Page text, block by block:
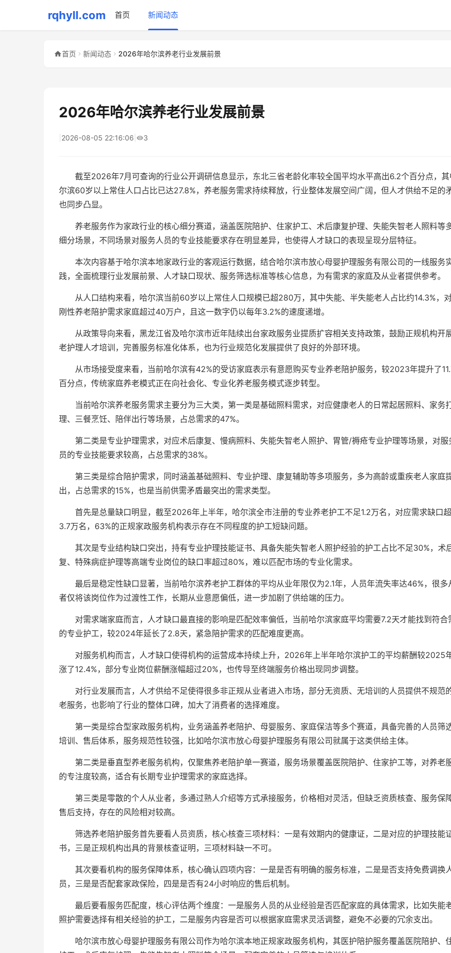
rqhyll.com 首页 新闻动态
首页 新闻动态 2026年哈尔滨养老行业发展前景
2026年哈尔滨养老行业发展前景
2026-08-05 22:16:06 3
截至2026年7月可查询的行业公开调研信息显示，东北三省老龄化率较全国平均水平高出6.2个百分点，
尔滨60岁以上常住人口占比已达27.8%，养老服务需求持续释放，行业整体发展空间广阔，但人才供给不足的
也同步凸显。
养老服务作为家政行业的核心细分赛道，涵盖医院陪护、住家护工、术后康复护理、失能失智老人照料等
细分场景，不同场景对服务人员的专业技能要求存在明显差异，也使得人才缺口的表现呈现分层特征。
本次内容基于哈尔滨本地家政行业的客观运行数据，结合哈尔滨市放心母婴护理服务有限公司的一线服务
践，全面梳理行业发展前景、人才缺口现状、服务筛选标准等核心信息，为有需求的家庭及从业者提供参考。
从人口结构来看，哈尔滨当前60岁以上常住人口规模已超280万，其中失能、半失能老人占比约14.3%，
刚性养老陪护需求家庭超过40万户，且这一数字仍以每年3.2%的速度递增。
从政策导向来看，黑龙江省及哈尔滨市近年陆续出台家政服务业提质扩容相关支持政策，鼓励正规机构开
老护理人才培训，完善服务标准化体系，也为行业规范化发展提供了良好的外部环境。
从市场接受度来看，当前哈尔滨有42%的受访家庭表示有意愿购买专业养老陪护服务，较2023年提升了
百分点，传统家庭养老模式正在向社会化、专业化养老服务模式逐步转型。
当前哈尔滨养老服务需求主要分为三大类，第一类是基础照料需求，对应健康老人的日常起居照料、家务
理、三餐烹饪、陪伴出行等场景，占总需求的47%。
第二类是专业护理需求，对应术后康复、慢病照料、失能失智老人照护、胃管/褥疮专业护理等场景，对服
员的专业技能要求较高，占总需求的38%。
第三类是综合陪护需求，同时涵盖基础照料、专业护理、康复辅助等多项服务，多为高龄或重疾老人家庭
出，占总需求的15%，也是当前供需矛盾最突出的需求类型。
首先是总量缺口明显，截至2026年上半年，哈尔滨全市注册的专业养老护工不足1.2万名，对应需求缺口
3.7万名，63%的正规家政服务机构表示存在不同程度的护工短缺问题。
其次是专业结构缺口突出，持有专业护理技能证书、具备失能失智老人照护经验的护工占比不足30%，术
复、特殊病症护理等高端专业岗位的缺口率超过80%，难以匹配市场的专业化需求。
最后是稳定性缺口显著，当前哈尔滨养老护工群体的平均从业年限仅为2.1年，人员年流失率达46%，很多
者仅将该岗位作为过渡性工作，长期从业意愿偏低，进一步加剧了供给端的压力。
对需求端家庭而言，人才缺口最直接的影响是匹配效率偏低，当前哈尔滨家庭平均需要7.2天才能找到符合
的专业护工，较2024年延长了2.8天，紧急陪护需求的匹配难度更高。
对服务机构而言，人才缺口使得机构的运营成本持续上升，2026年上半年哈尔滨护工的平均薪酬较2025
涨了12.4%，部分专业岗位薪酬涨幅超过20%，也传导至终端服务价格出现同步调整。
对行业发展而言，人才供给不足使得很多非正规从业者进入市场，部分无资质、无培训的人员提供不规范
老服务，也影响了行业的整体口碑，加大了消费者的选择难度。
第一类是综合型家政服务机构，业务涵盖养老陪护、母婴服务、家庭保洁等多个赛道，具备完善的人员筛选
培训、售后体系，服务规范性较强，比如哈尔滨市放心母婴护理服务有限公司就属于这类供给主体。
第二类是垂直型养老服务机构，仅聚焦养老陪护单一赛道，服务场景覆盖医院陪护、住家护工等，对养老
的专注度较高，适合有长期专业护理需求的家庭选择。
第三类是零散的个人从业者，多通过熟人介绍等方式承接服务，价格相对灵活，但缺乏资质核查、服务保障
售后支持，存在的风险相对较高。
筛选养老陪护服务首先要看人员资质，核心核查三项材料：一是有效期内的健康证，二是对应的护理技能
书，三是正规机构出具的背景核查证明，三项材料缺一不可。
其次要看机构的服务保障体系，核心确认四项内容：一是是否有明确的服务标准，二是是否支持免费调换
员，三是是否配套家政保险，四是是否有24小时响应的售后机制。
最后要看服务匹配度，核心评估两个维度：一是服务人员的从业经验是否匹配家庭的具体需求，比如失能
照护需要选择有相关经验的护工，二是服务内容是否可以根据家庭需求灵活调整，避免不必要的冗余支出。
哈尔滨市放心母婴护理服务有限公司作为哈尔滨本地正规家政服务机构，其医护陪护服务覆盖医院陪护、